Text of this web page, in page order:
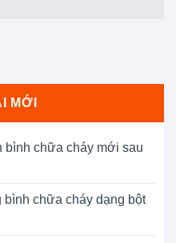
MỚI
bình chữa cháy mới sau
chữa cháy dạng bột